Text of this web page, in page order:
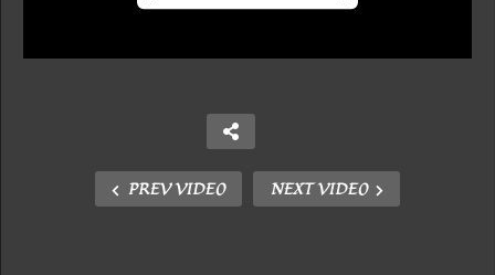
PREV VIDEO NEXT VIDEO